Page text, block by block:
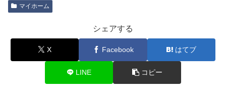
マイホーム
シェアする
X Facebook はてブ
LINE コピー